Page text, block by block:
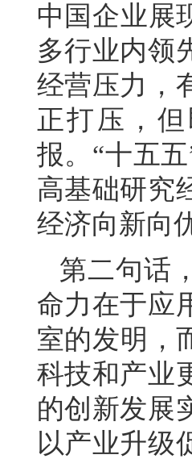
中国企业展
多行业内领
经营压力，
正打压，
报。“十五
高基础研究
经济向新向
第二句话
命力在于应
室的发明，
科技和产业
的创新发展
以产业升级